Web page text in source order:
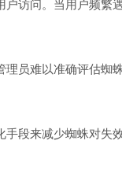
访问。当用户频繁
员难以准确评估蜘
段来减少蜘蛛对失